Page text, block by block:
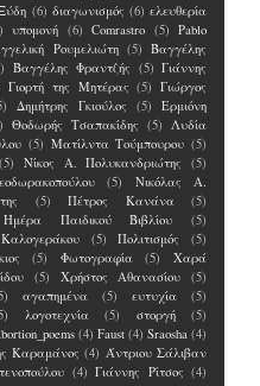
(6) διαγωνισμός (6) ελευθερία
υπομονή (6) Comrastro (5) Pablo
Ρουμελιώτη (5) Βαγγέλης
Βαγγέλης Φραντζής (5) Γιάννης
Γιορτή της Μητέρας (5) Γιώργος
Δημήτρης Γκιούλος (5)
Ερμιόνη
Θοδωρής Τσαπακίδης (5) Λυδία
(5) Ματίλντα Τούμπουρου (5)
(5) Νίκος Α. Πολυκανδριώτης
(5)
(5)
Νικόλας Α.
(5) Πέτρος Κανάνα
(5)
Παιδικού Βιβλίου
(5)
(5) Πολιτισμός
(5)
(5) Φωτογραφία (5)
Χαρά
(5) Χρήστος Αθανασίου
(5)
αγαπημένα (5) ευτυχία
(5)
λογοτεχνία (5) στοργή
(5)
(4) Faust (4) Sraosha (4)
Καραμάνος (4) Άντριου Σάλιβαν
(4) Γιάννης Ρίτσος (4)